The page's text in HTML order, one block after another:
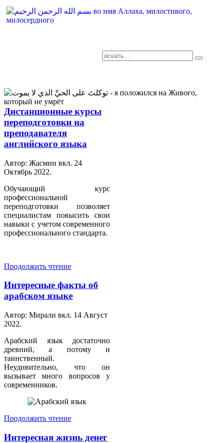
Дистанционные курсы
переподготовки на
преподавателя
английского языка
Автор: Жасмин вкл. 24
Октябрь 2022.
Обучающий курс
профессиональной
переподготовки позволяет
специалистам повысить свои
навыки с учетом современного
профессионального стандарта.
Продолжить чтение
Интересные факты об
арабском языке
Автор: Мирали вкл. 14 Август
2022.
Арабский язык достаточно
древний, а потому и
таинственный.
Неудивительно, что он
вызывает много вопросов у
современников.
Продолжить чтение
Интересная жизнь денег